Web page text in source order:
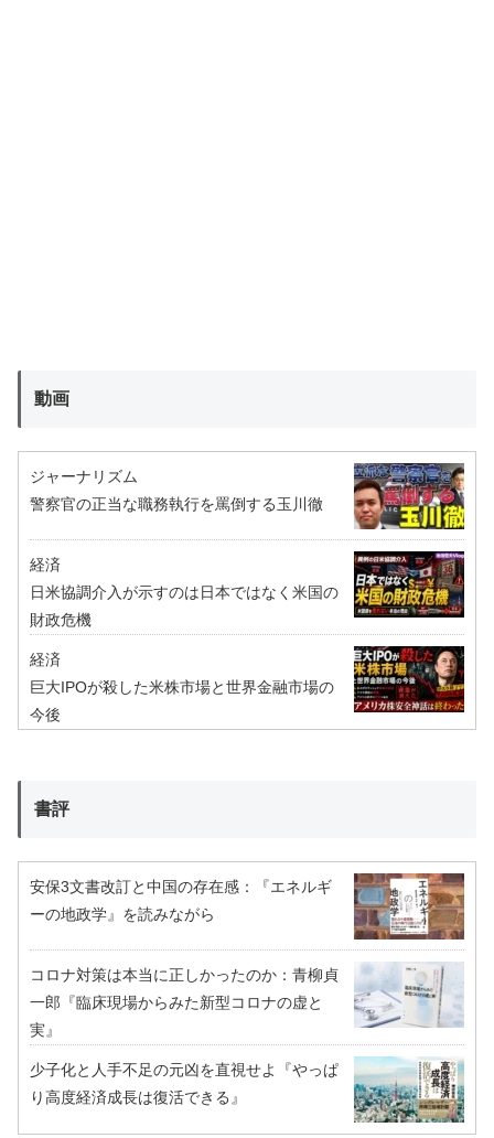
動画
ジャーナリズム
警察官の正当な職務執行を罵倒する玉川徹
経済
日米協調介入が示すのは日本ではなく米国の
財政危機
経済
巨大IPOが殺した米株市場と世界金融市場の
今後
書評
安保3文書改訂と中国の存在感：『エネルギ
ーの地政学』を読みながら
コロナ対策は本当に正しかったのか：青柳貞
一郎『臨床現場からみた新型コロナの虚と
実』
少子化と人手不足の元凶を直視せよ『やっぱ
り高度経済成長は復活できる』